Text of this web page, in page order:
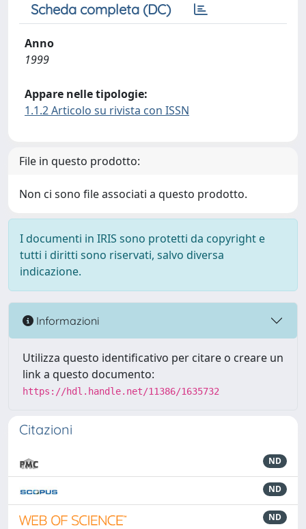
Scheda completa (DC)
Anno
1999
Appare nelle tipologie:
1.1.2 Articolo su rivista con ISSN
File in questo prodotto:
Non ci sono file associati a questo prodotto.
I documenti in IRIS sono protetti da copyright e
tutti i diritti sono riservati, salvo diversa
indicazione.
Informazioni
Utilizza questo identificativo per citare o creare un
link a questo documento:
https://hdl.handle.net/11386/1635732
Citazioni
ND
ND
ND